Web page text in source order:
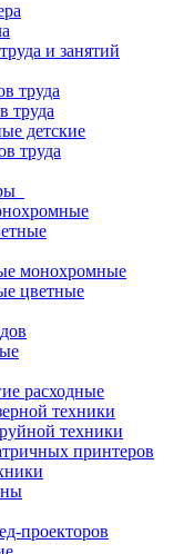
и занятий
труда
труда
детские
труда
монохромные
цветные
расходные
техники
техники
принтеров
проекторов